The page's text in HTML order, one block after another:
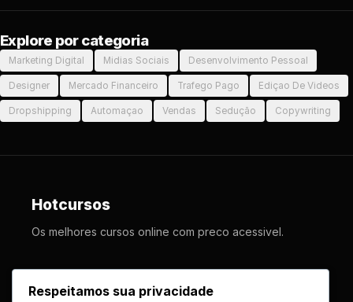
Explore por categoria
Marketing Digital Midias Sociais Desenvolvimento Pessoal
Designer Mercado Financeiro Trafego Pago Ediçao De Videos
Dropshipping Automaçao Vendas Sedução Copywriting
Hotcursos
Os melhores cursos online com preco acessivel.
Respeitamos sua privacidade